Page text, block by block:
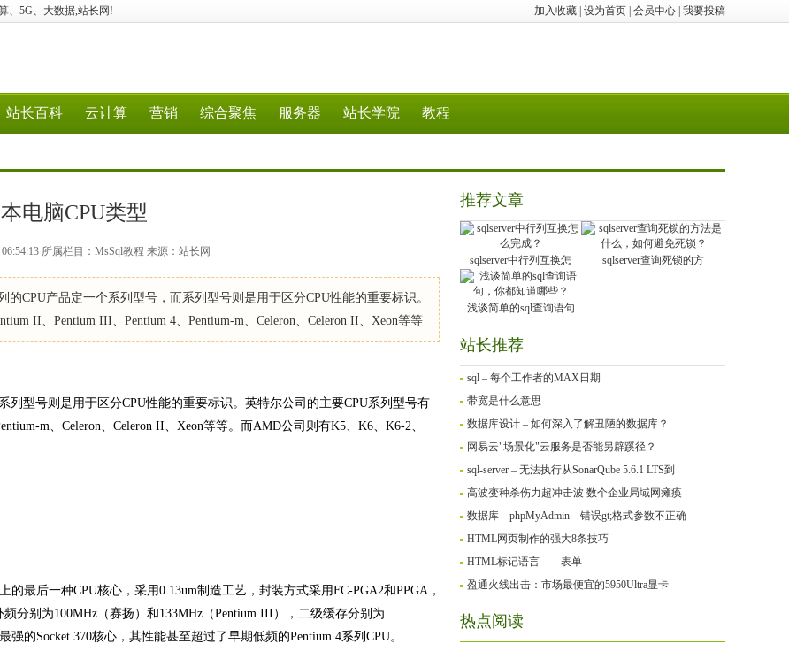
加入收藏 设为首页 会员中心 我要投稿
、5G、大数据,站长网!
站长百科 云计算 营销 综合聚焦 服务器 站长学院 教程
电脑CPU类型
所属栏目：MsSql教程 来源：站长网
CPU产品定一个系列型号，而系列型号则是用于区分CPU性能的重要标识。
II、Pentium III、Pentium 4、Pentium-m、Celeron、Celeron II、Xeon等等
型号则是用于区分CPU性能的重要标识。英特尔公司的主要CPU系列型号有
m、Celeron、Celeron II、Xeon等等。而AMD公司则有K5、K6、K6-2、
最后一种CPU核心，采用0.13um制造工艺，封装方式采用FC-PGA2和PPGA，
分别为100MHz（赛扬）和133MHz（Pentium III），二级缓存分别为
的Socket 370核心，其性能甚至超过了早期低频的Pentium 4系列CPU。
推荐文章
sqlserver中行列互换怎 sqlserver查询死锁的方
浅谈简单的sql查询语句
站长推荐
sql – 每个工作者的MAX日期
带宽是什么意思
数据库设计 – 如何深入了解丑陋的数据库？
网易云"场景化"云服务是否能另辟蹊径？
sql-server – 无法执行从SonarQube 5.6.1 LTS到
高波变种杀伤力超冲击波 数个企业局域网瘫痪
数据库 – phpMyAdmin – 错误gt;格式参数不正确
HTML网页制作的强大8条技巧
HTML标记语言——表单
盈通火线出击：市场最便宜的5950Ultra显卡
热点阅读